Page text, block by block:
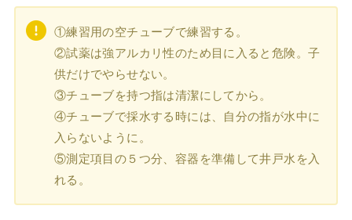
①練習用の空チューブで練習する。
②試薬は強アルカリ性のため目に入ると危険。子
供だけでやらせない。
③チューブを持つ指は清潔にしてから。
④チューブで採水する時には、自分の指が水中に
入らないように。
⑤測定項目の５つ分、容器を準備して井戸水を入
れる。